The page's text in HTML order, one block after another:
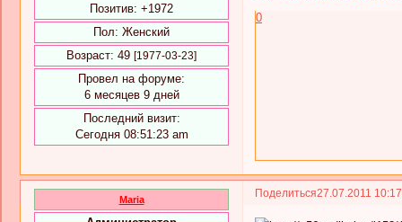
Позитив: +1972
Пол: Женский
Возраст: 49 [1977-03-23]
Провел на форуме:
6 месяцев 9 дней
Последний визит:
Сегодня 08:51:23 am
0
Поделиться27.07.2011
Maria